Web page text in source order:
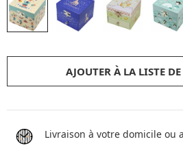
AJOUTER À LA LISTE
Livraison à votre domicile ou